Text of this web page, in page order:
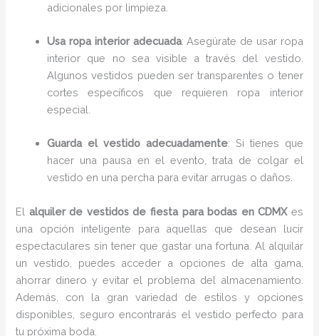
adicionales por limpieza.
Usa ropa interior adecuada: Asegúrate de usar ropa
interior que no sea visible a través del vestido.
Algunos vestidos pueden ser transparentes o tener
cortes específicos que requieren ropa interior
especial.
Guarda el vestido adecuadamente: Si tienes que
hacer una pausa en el evento, trata de colgar el
vestido en una percha para evitar arrugas o daños.
El alquiler de vestidos de fiesta para bodas en CDMXes
una opción inteligente para aquellas que desean lucir
espectaculares sin tener que gastar una fortuna. Al alquilar
un vestido, puedes acceder a opciones de alta gama,
ahorrar dinero y evitar el problema del almacenamiento.
Además, con la gran variedad de estilos y opciones
disponibles, seguro encontrarás el vestido perfecto para
tu próxima boda.